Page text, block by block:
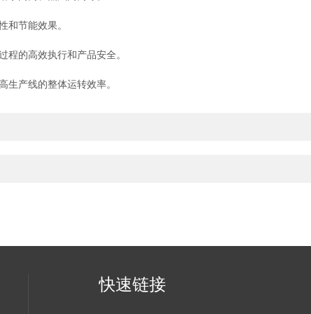
节能效果。
的高效执行和产品安全。
产线的整体运转效率。
快速链接